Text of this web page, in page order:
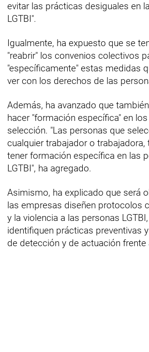
evitar las prácticas desiguales en
LGTBI".
Igualmente, ha expuesto que se
"reabrir" los convenios colectivos
"específicamente" estas medidas
ver con los derechos de las
Además, ha avanzado que
hacer "formación específica" en
selección. "Las personas que
cualquier trabajador o trabajadora,
tener formación específica en las
LGTBI", ha agregado.
Asimismo, ha explicado que será
las empresas diseñen protocolos
y la violencia a las personas
identifiquen prácticas preventivas
de detección y de actuación